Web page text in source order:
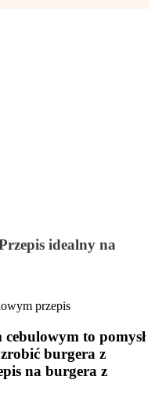
idealny na
to pomysł
burgera z
na burgera z